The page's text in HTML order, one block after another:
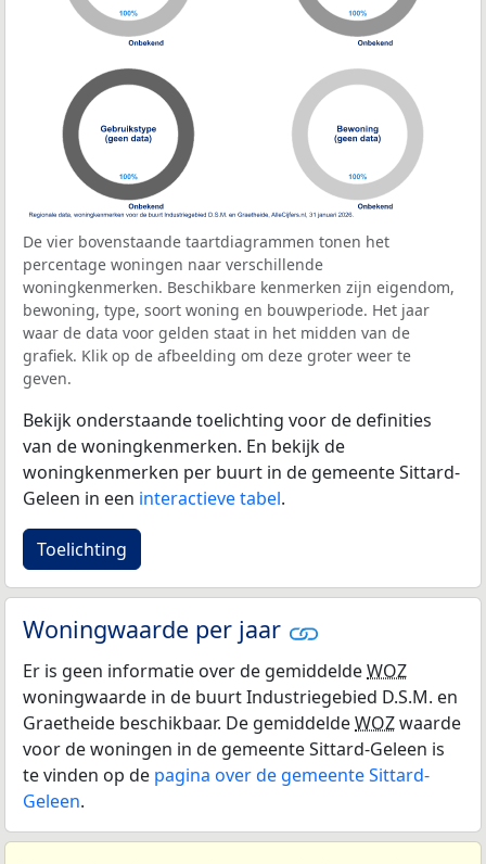
De vier bovenstaande taartdiagrammen tonen het
percentage woningen naar verschillende
woningkenmerken. Beschikbare kenmerken zijn eigendom,
bewoning, type, soort woning en bouwperiode. Het jaar
waar de data voor gelden staat in het midden van de
grafiek. Klik op de afbeelding om deze groter weer te
geven.
Bekijk onderstaande toelichting voor de definities
van de woningkenmerken. En bekijk de
woningkenmerken per buurt in de gemeente Sittard-
Geleen in een interactieve tabel.
Toelichting
Woningwaarde per jaar
Er is geen informatie over de gemiddeldeWOZ
woningwaarde in de buurt Industriegebied D.S.M. en
Graetheide beschikbaar. De gemiddeldeWOZwaarde
voor de woningen in de gemeente Sittard-Geleen is
te vinden op de pagina over de gemeente Sittard-
Geleen.